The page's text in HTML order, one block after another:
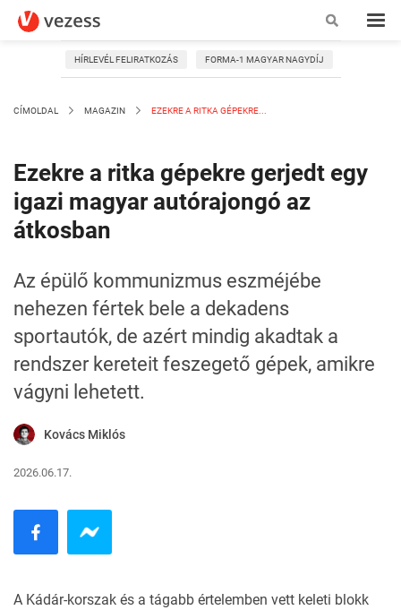
HÍRLEVÉL FELIRATKOZÁS FORMA-1 MAGYAR NAGYDÍJ
CÍMOLDAL MAGAZIN EZEKRE A RITKA GÉPEKRE...
Ezekre a ritka gépekre gerjedt egy
igazi magyar autórajongó az
átkosban
Az épülő kommunizmus eszméjébe
nehezen fértek bele a dekadens
sportautók, de azért mindig akadtak a
rendszer kereteit feszegető gépek, amikre
vágyni lehetett.
Kovács Miklós
2026.06.17.
A Kádár-korszak és a tágabb értelemben vett keleti blokk